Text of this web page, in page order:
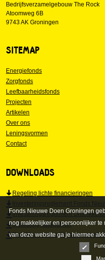
SITEMAP
Energiefonds
Zorgfonds
Leefbaarheidsfonds
Projecten
Artikelen
Over ons
Leningsvormen
Contact
DOWNLOADS
Regeling lichte financieringen
Investeringsreglement Fonds
Investeringsreglement
Verklaring staatssteun
Richtlijnen financiële
Bedrijfsverzamelgebouw The Rock
Atoomweg 6B
9743 AK Groningen
Fonds Nieuwe Doen Groningen
nog makkelijker en persoonlijker te
van deze website ga je hiermee